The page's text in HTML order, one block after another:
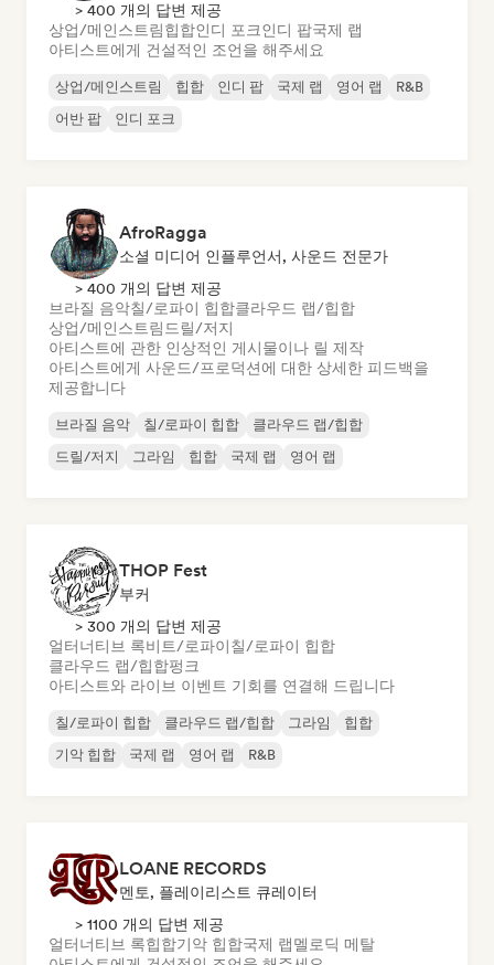
> 400 개의 답변 제공
상업/메인스트림힙합인디 포크인디 팝국제 랩
아티스트에게 건설적인 조언을 해주세요
상업/메인스트림 힙합 인디 팝 국제 랩 영어 랩
R&B
어반 팝
인디 포크
AfroRagga
소셜 미디어 인플루언서, 사운드 전문가
> 400 개의 답변 제공
브라질 음악칠/로파이 힙합클라우드 랩/힙합
상업/메인스트림 드릴/저지
아티스트에 관한 인상적인 게시물이나 릴 제작
아티스트에게 사운드/프로덕션에 대한 상세한 피드백을
제공합니다
브라질 음악 칠/로파이 힙합
클라우드 랩/힙합
드릴/저지
그라임 힙합 국제 랩 영어 랩
THOP Fest
부커
> 300 개의 답변 제공
얼터너티브 록비트/로파이칠/로파이 힙합
클라우드 랩/힙합펑크
아티스트와 라이브 이벤트 기회를 연결해 드립니다
칠/로파이 힙합 클라우드 랩/힙합 그라임
힙합
기악 힙합
국제 랩 영어 랩 R&B
LOANE RECORDS
멘토, 플레이리스트 큐레이터
> 1100 개의 답변 제공
얼터너티브 록힙합기악 힙합국제 랩멜로딕 메탈